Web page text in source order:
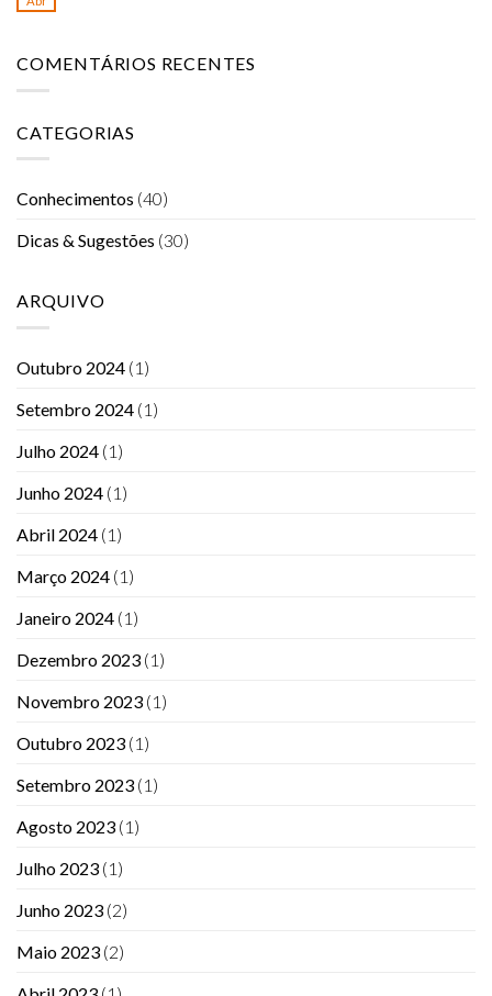
COMENTÁRIOS RECENTES
CATEGORIAS
Conhecimentos (40)
Dicas & Sugestões (30)
ARQUIVO
Outubro 2024 (1)
Setembro 2024 (1)
Julho 2024 (1)
Junho 2024 (1)
Abril 2024 (1)
Março 2024 (1)
Janeiro 2024 (1)
Dezembro 2023 (1)
Novembro 2023 (1)
Outubro 2023 (1)
Setembro 2023 (1)
Agosto 2023 (1)
Julho 2023 (1)
Junho 2023 (2)
Maio 2023 (2)